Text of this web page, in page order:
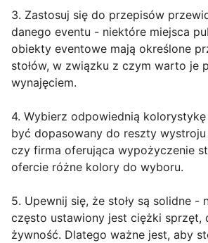
3. Zastosuj się do przepisów
danego eventu - niektóre miejsca
obiekty eventowe mają określone
stołów, w związku z czym warto je
wynajęciem.
4. Wybierz odpowiednią
być dopasowany do reszty wystroju
czy firma oferująca wypożyczenie
ofercie różne kolory do wyboru.
5. Upewnij się, że stoły są solidne -
często ustawiony jest ciężki sprzęt,
żywność. Dlatego ważne jest, aby